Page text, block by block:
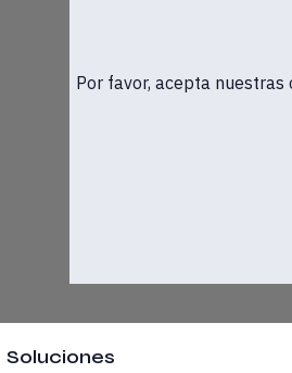
proceso y esperamos que
Por favor, acepta
Soluciones